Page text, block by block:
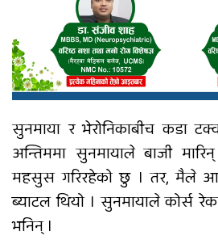
सुनमाया र भेरोनिकाबीच कडा
अन्तिममा सुनमायाले बाजी
महसुस गरिरहेको छु । तर, मैले
ब्याटल थियो । सुनमायाले कोर्स
भनिन् ।